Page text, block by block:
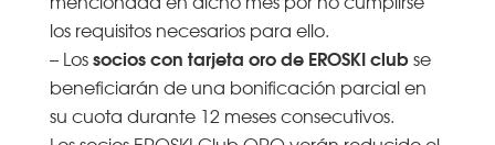
los requisitos necesarios para ello.
– Lossocios con tarjeta oro de EROSKI clubse
beneficiarán de una bonificación parcial en
su cuota durante 12 meses consecutivos.